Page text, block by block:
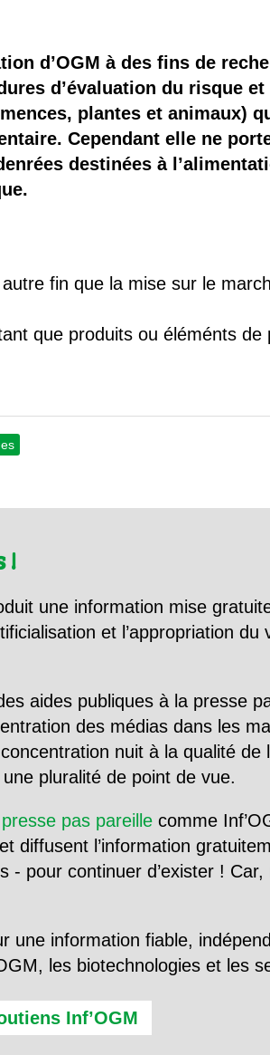
et les inconvénients des OGM ?
d’OGM à des fins de
d’évaluation du risque
plantes et animaux)
Cependant elle ne
destinées à
fin que la mise sur le
que produits ou éléménts de
!
une information mise
et l’appropriation du
aides publiques à la presse
des médias dans les
nuit à la qualité de
pluralité de point de vue.
pas pareille comme
diffusent l’information
- pour continuer d’exister ! Car,
une information fiable,
les biotechnologies et les
Inf’OGM